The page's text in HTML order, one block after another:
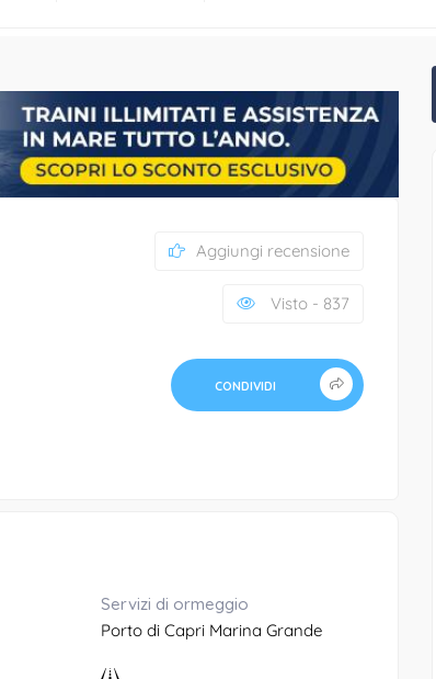
Aggiungi recensione
Visto - 837
CONDIVIDI
Servizi di ormeggio
Porto di Capri Marina Grande